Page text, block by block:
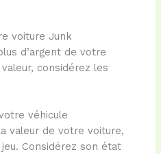
voiture Junk
d’argent de votre
considérez les
véhicule
valeur de votre voiture,
Considérez son état